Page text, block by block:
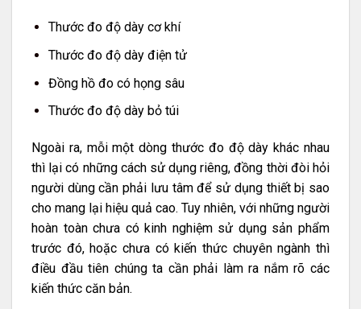
Thước đo độ dày cơ khí
Thước đo độ dày điện tử
Đồng hồ đo có họng sâu
Thước đo độ dày bỏ túi
Ngoài ra, mỗi một dòng thước đo độ dày khác nhau
thì lại có những cách sử dụng riêng, đồng thời đòi hỏi
người dùng cần phải lưu tâm để sử dụng thiết bị sao
cho mang lại hiệu quả cao. Tuy nhiên, với những người
hoàn toàn chưa có kinh nghiệm sử dụng sản phẩm
trước đó, hoặc chưa có kiến thức chuyên ngành thì
điều đầu tiên chúng ta cần phải làm ra nắm rõ các
kiến thức căn bản.